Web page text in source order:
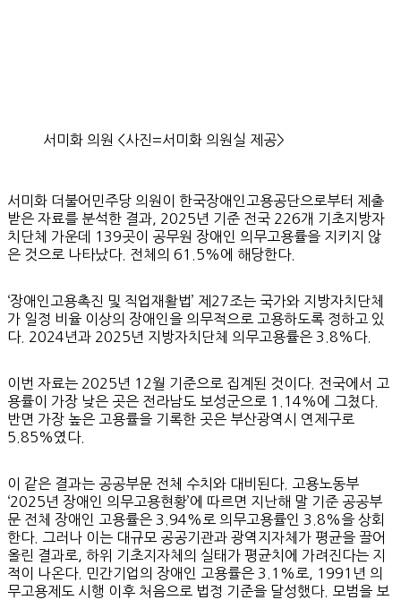
서미화 의원 <사진=서미화 의원실 제공>
서미화 더불어민주당 의원이 한국장애인고용공단으로부터 제출
받은 자료를 분석한 결과, 2025년 기준 전국 226개 기초지방자
치단체 가운데 139곳이 공무원 장애인 의무고용률을 지키지 않
은 것으로 나타났다. 전체의 61.5%에 해당한다.
‘장애인고용촉진 및 직업재활법’ 제27조는 국가와 지방자치단체
가 일정 비율 이상의 장애인을 의무적으로 고용하도록 정하고 있
다. 2024년과 2025년 지방자치단체 의무고용률은 3.8%다.
이번 자료는 2025년 12월 기준으로 집계된 것이다. 전국에서 고
용률이 가장 낮은 곳은 전라남도 보성군으로 1.14%에 그쳤다.
반면 가장 높은 고용률을 기록한 곳은 부산광역시 연제구로
5.85%였다.
이 같은 결과는 공공부문 전체 수치와 대비된다. 고용노동부
‘2025년 장애인 의무고용현황’에 따르면 지난해 말 기준 공공부
문 전체 장애인 고용률은 3.94%로 의무고용률인 3.8%을 상회
한다. 그러나 이는 대규모 공공기관과 광역지자체가 평균을 끌어
올린 결과로, 하위 기초지자체의 실태가 평균치에 가려진다는 지
적이 나온다. 민간기업의 장애인 고용률은 3.1%로, 1991년 의
무고용제도 시행 이후 처음으로 법정 기준을 달성했다. 모범을 보